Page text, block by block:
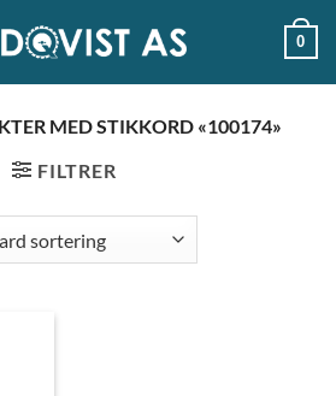
0
MED STIKKORD «100174»
FILTRER